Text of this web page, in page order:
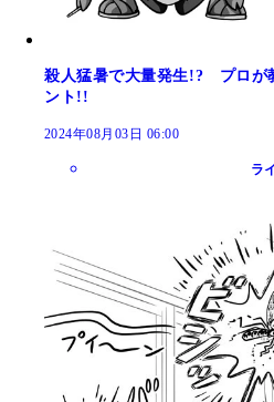
殺人猛暑で大量発生!? プロが
ント!!
2024年08月03日 06:00
ラ